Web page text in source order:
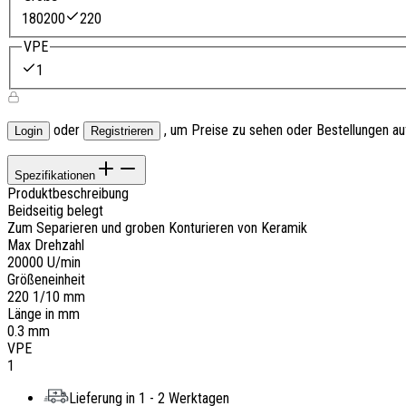
180200
220
VPE
1
Login oder Registrieren , um Preise zu sehen oder Bestellungen
Spezifikationen
Produktbeschreibung
Beidseitig belegt
Zum Separieren und groben Konturieren von Keramik
Max Drehzahl
20000 U/min
Größeneinheit
220 1/10 mm
Länge in mm
0.3 mm
VPE
1
Lieferung in 1 - 2 Werktagen